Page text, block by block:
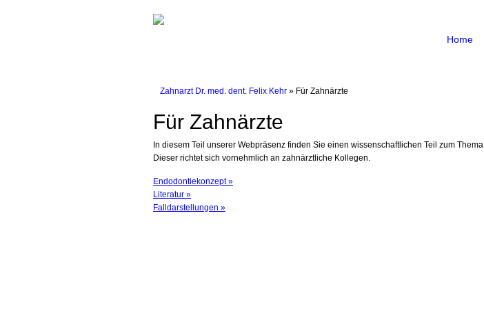
Home
Zahnarzt Dr. med. dent. Felix Kehr » Für Zahnärzte
Für Zahnärzte
In diesem Teil unserer Webpräsenz finden Sie einen wissenschaftlichen Teil zum Thema
Dieser richtet sich vornehmlich an zahnärztliche Kollegen.
Endodontiekonzept »
Literatur »
Falldarstellungen »